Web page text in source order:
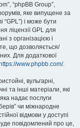
“phpBB Group”,
яке випущене за
“GPL”) і може бути
ліцензії GPL для
з організацією і
що дозволяється/
Для додаткової
https://www.phpbb.com/.
вульгарні,
та інші матеріали, які
надає послуги
чи міжнародне
відмови у доступі
повідомлений про це,